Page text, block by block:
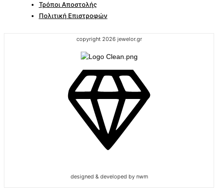
Τρόποι Αποστολής
Πολιτική Επιστροφών
copyright 2026 jewelor.gr
designed & developed by nwm